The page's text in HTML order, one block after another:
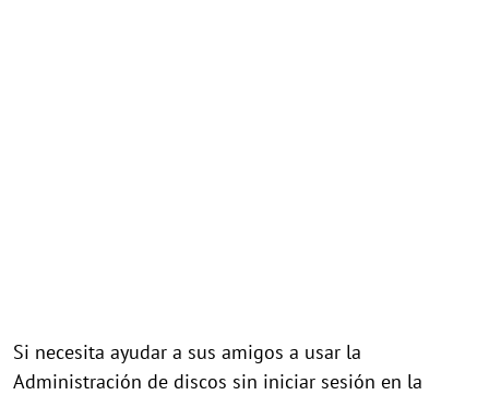
Si necesita ayudar a sus amigos a usar la
Administración de discos sin iniciar sesión en la